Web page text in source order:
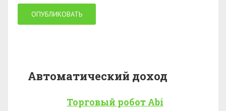
Автоматический доход
Торговый робот Abi